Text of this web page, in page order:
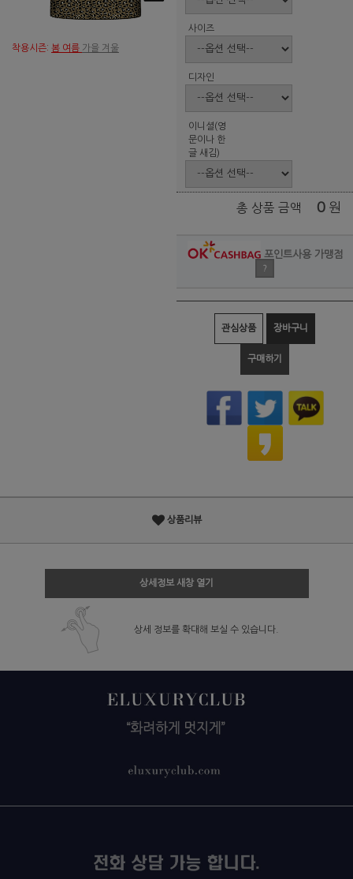
착용시즌: 봄 여름 가을 겨울
사이즈
디자인
이니셜(영
문이나 한
글 새김)
총 상품 금액 0 원
포인트사용 가맹점
?
관심상품 장바구니
구매하기
상품리뷰
상세정보 새창 열기
상세 정보를 확대해 보실 수 있습니다.